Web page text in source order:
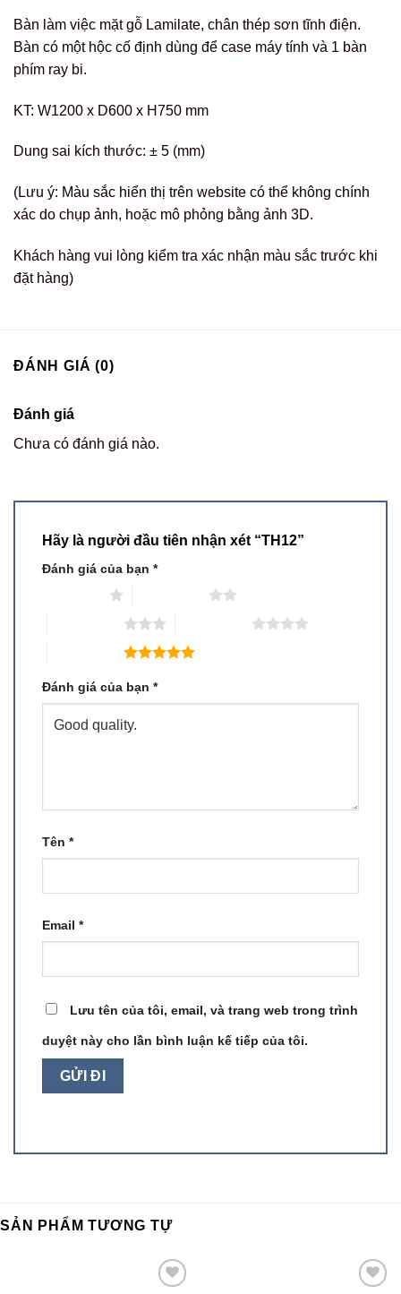
Bàn làm việc mặt gỗ Lamilate, chân thép sơn tĩnh điện.
Bàn có một hộc cố định dùng để case máy tính và 1 bàn
phím ray bi.
KT: W1200 x D600 x H750 mm
Dung sai kích thước: ± 5 (mm)
(Lưu ý: Màu sắc hiển thị trên website có thể không chính
xác do chụp ảnh, hoặc mô phỏng bằng ảnh 3D.
Khách hàng vui lòng kiểm tra xác nhận màu sắc trước khi
đặt hàng)
ĐÁNH GIÁ (0)
Đánh giá
Chưa có đánh giá nào.
Hãy là người đầu tiên nhận xét “TH12”
Đánh giá của bạn *
Đánh giá của bạn *
Tên *
Email *
Lưu tên của tôi, email, và trang web trong trình
duyệt này cho lần bình luận kế tiếp của tôi.
SẢN PHẨM TƯƠNG TỰ